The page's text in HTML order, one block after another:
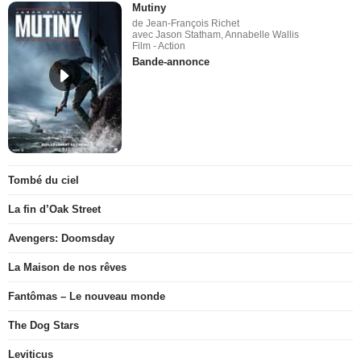
Mutiny
de Jean-François Richet
avec Jason Statham, Annabelle Wallis
Film - Action
Bande-annonce
Tombé du ciel
La fin d’Oak Street
Avengers: Doomsday
La Maison de nos rêves
Fantômas – Le nouveau monde
The Dog Stars
Leviticus